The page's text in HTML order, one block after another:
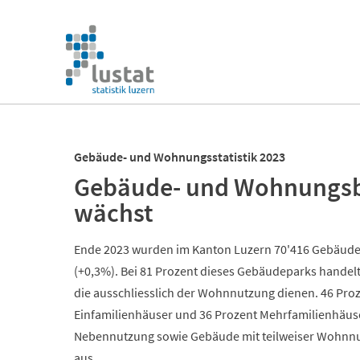
überspringen
Navigation
überspringen
Gebäude- und Wohnungsstatistik 2023
Gebäude- und
wächst
Ende 2023 wurden im Kanton Luzern 70'416
(+0,3%). Bei 81 Prozent dieses Gebäudeparks
die ausschliesslich der Wohnnutzung dienen. 46
Einfamilienhäuser und 36 Prozent
Nebennutzung sowie Gebäude mit teilweiser